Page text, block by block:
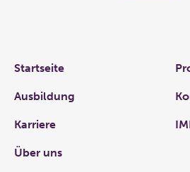
Links
Startseite
Ausbildung
Karriere
Über uns